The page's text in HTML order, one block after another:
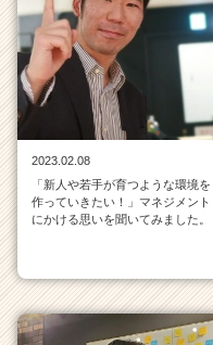
会
社
の
タ
イ
ム
ン
一
ベ
ン
チ
2023.02.08
「新人や若手が育つような環境を
作っていきたい！」マネジメント
にかける思いを聞いてみました。